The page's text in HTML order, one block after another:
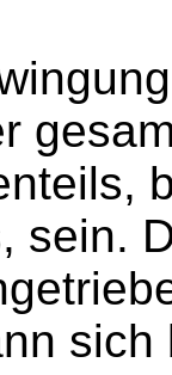
sein.